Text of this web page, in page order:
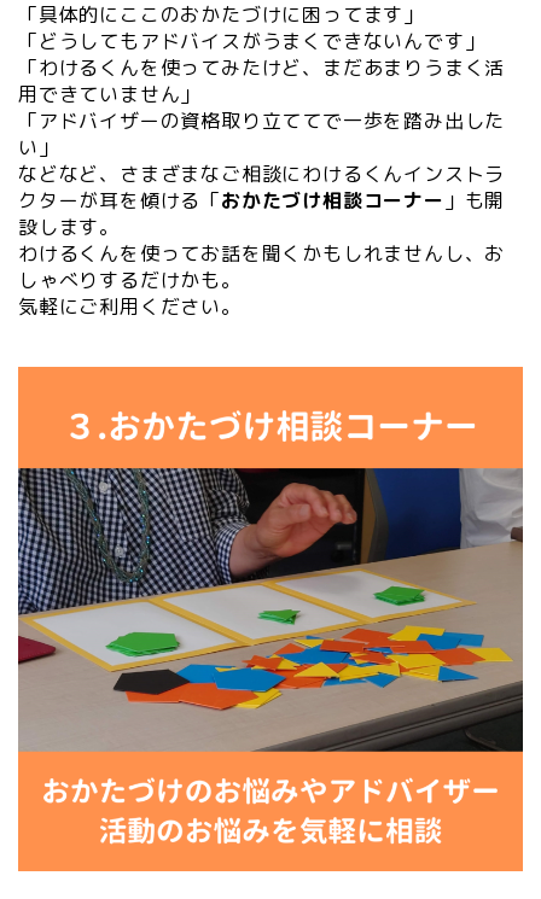
「具体的にここのおかたづけに困ってます」
「どうしてもアドバイスがうまくできないんです」
「わけるくんを使ってみたけど、まだあまりうまく活
用できていません」
「アドバイザーの資格取り立ててで一歩を踏み出した
い」
などなど、さまざまなご相談にわけるくんインストラ
クターが耳を傾ける「おかたづけ相談コーナー 」も開
設します。
わけるくんを使ってお話を聞くかもしれませんし、お
しゃべりするだけかも。
気軽にご利用ください。